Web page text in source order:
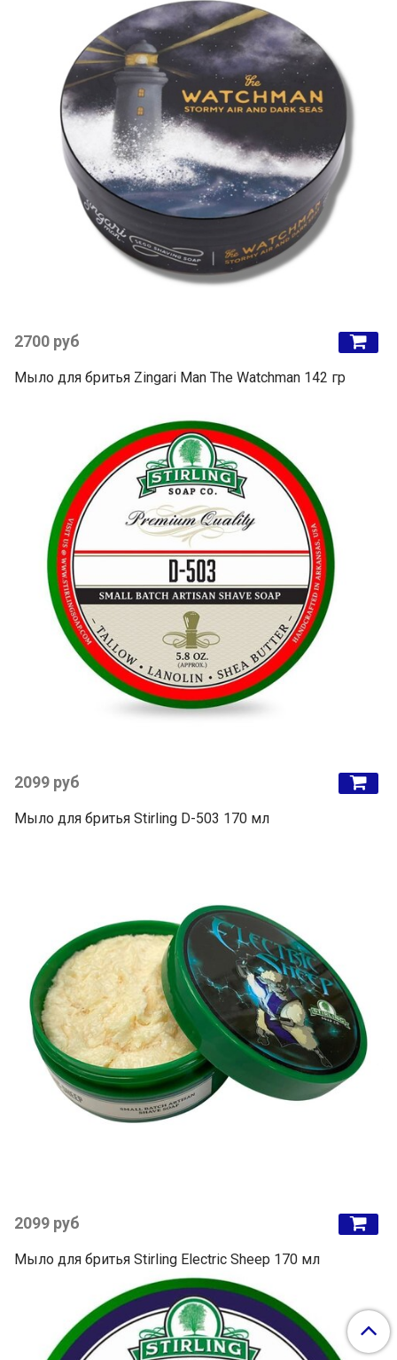
2700 руб
Мыло для бритья Zingari Man The Watchman 142 гр
2099 руб
Мыло для бритья Stirling D-503 170 мл
2099 руб
Мыло для бритья Stirling Electric Sheep 170 мл